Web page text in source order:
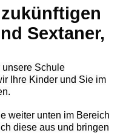
Sextaner,
unsere Schule
Ihre Kinder und Sie im
weiter unten im Bereich
diese aus und bringen